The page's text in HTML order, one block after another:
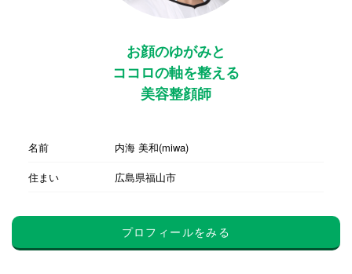
お顔のゆがみと
ココロの軸を整える
美容整顔師
名前
内海 美和(miwa)
住まい
広島県福山市
プロフィールをみる